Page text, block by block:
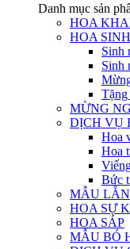
Danh mục sản
HOA
HOA
Sinh
Sinh
Tặng
MỪNG
DỊCH VỤ
Hoa
Hoa
Bức
MẪU
HOA SỰ
HOA SÁP
MẪU BÓ